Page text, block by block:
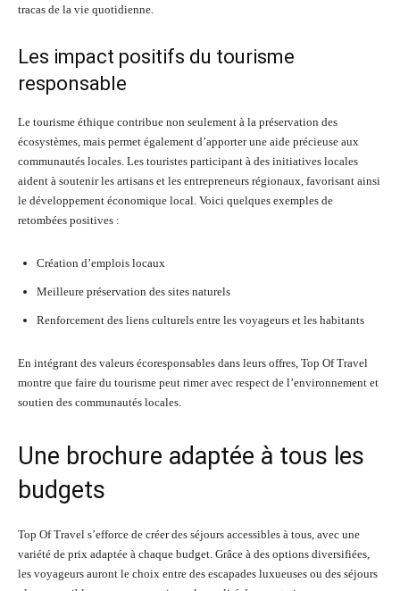
tracas de la vie quotidienne.
Les impact positifs du tourisme
responsable
Le tourisme éthique contribue non seulement à la préservation des
écosystèmes, mais permet également d’apporter une aide précieuse aux
communautés locales. Les touristes participant à des initiatives locales
aident à soutenir les artisans et les entrepreneurs régionaux, favorisant ainsi
le développement économique local. Voici quelques exemples de
retombées positives :
Création d’emplois locaux
Meilleure préservation des sites naturels
Renforcement des liens culturels entre les voyageurs et les habitants
En intégrant des valeurs écoresponsables dans leurs offres, Top Of Travel
montre que faire du tourisme peut rimer avec respect de l’environnement et
soutien des communautés locales.
Une brochure adaptée à tous les
budgets
Top Of Travel s’efforce de créer des séjours accessibles à tous, avec une
variété de prix adaptée à chaque budget. Grâce à des options diversifiées,
les voyageurs auront le choix entre des escapades luxueuses ou des séjours